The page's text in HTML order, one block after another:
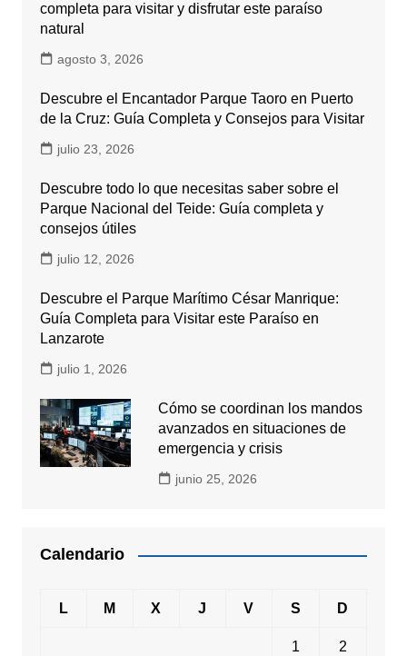
completa para visitar y disfrutar este paraíso
natural
agosto 3, 2026
Descubre el Encantador Parque Taoro en Puerto
de la Cruz: Guía Completa y Consejos para Visitar
julio 23, 2026
Descubre todo lo que necesitas saber sobre el
Parque Nacional del Teide: Guía completa y
consejos útiles
julio 12, 2026
Descubre el Parque Marítimo César Manrique:
Guía Completa para Visitar este Paraíso en
Lanzarote
julio 1, 2026
Cómo se coordinan los mandos
avanzados en situaciones de
emergencia y crisis
junio 25, 2026
Calendario
L M X J V S D
1 2